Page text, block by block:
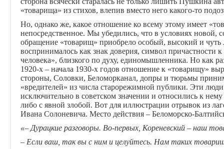
«товарища» из стихов, влепив вместо него какого-то
Но, однако же, какое отношение ко всему этому имеет
непосредственное. Мы убедились, что в условиях новой,
обращение «товарищ» приобрело особый, высокий и
воспринималось как знак доверия, символ причастности
человека», близкого по духу, единомышленника. Но как
1920-х – начала 1930-х годов отношение к «товарищу»
стороны, Соловки, Беломорканал, допры и тюрьмы
«вредителей» из числа старорежимной публики. Эти
исключительно в советском значении и относились к
либо с явной злобой. Вот для иллюстрации отрывок из
Ивана Солоневича. Место действия – Беломорско-
«– Дурацкие разговоры. Во-первых, Кореневский – наш
– Если ваш, так вы с ним и целуйтесь. Нам таких